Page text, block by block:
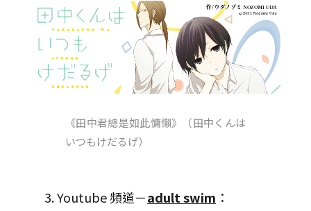
《田中君總是如此慵懶》（田中くんは
いつもけだるげ）
3. Youtube 頻道－adult swim ：